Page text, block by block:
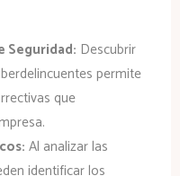
Seguridad: Descubrir
permite
que
Al analizar las
identificar los